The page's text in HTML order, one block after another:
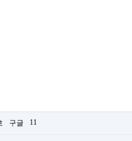
구글 11